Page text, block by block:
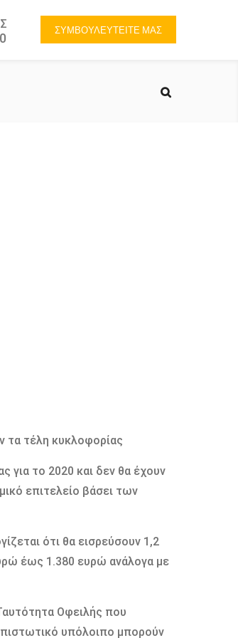
ΣΥΜΒΟΥΛΕΥΤΕΙΤΕ ΜΑΣ
τα τέλη κυκλοφορίας
για το 2020 και δεν θα έχουν
επιτελείο βάσει των
ότι θα εισρεύσουν 1,2
έως 1.380 ευρώ ανάλογα με
Οφειλής που
υπόλοιπο μπορούν